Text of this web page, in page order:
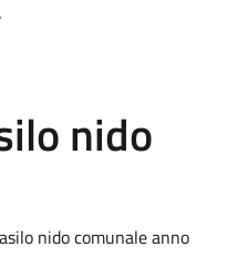
nido
nido comunale anno